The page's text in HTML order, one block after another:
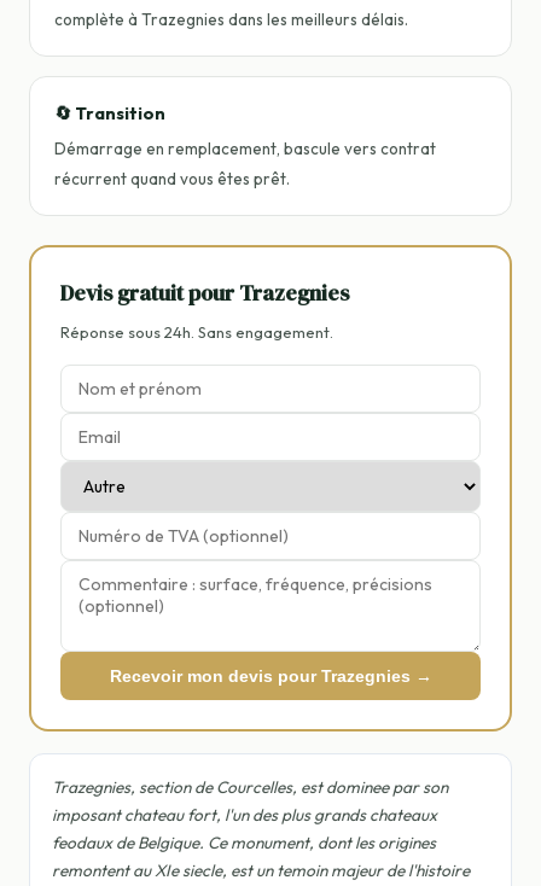
complète à Trazegnies dans les meilleurs délais.
🔄 Transition
Démarrage en remplacement, bascule vers contrat
récurrent quand vous êtes prêt.
Devis gratuit pour Trazegnies
Réponse sous 24h. Sans engagement.
Recevoir mon devis pour Trazegnies →
Trazegnies, section de Courcelles, est dominee par son
imposant chateau fort, l'un des plus grands chateaux
feodaux de Belgique. Ce monument, dont les origines
remontent au XIe siecle, est un temoin majeur de l'histoire